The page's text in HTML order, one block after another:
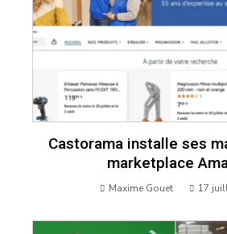
Castorama installe ses
marketplace
Maxime Gouet 17